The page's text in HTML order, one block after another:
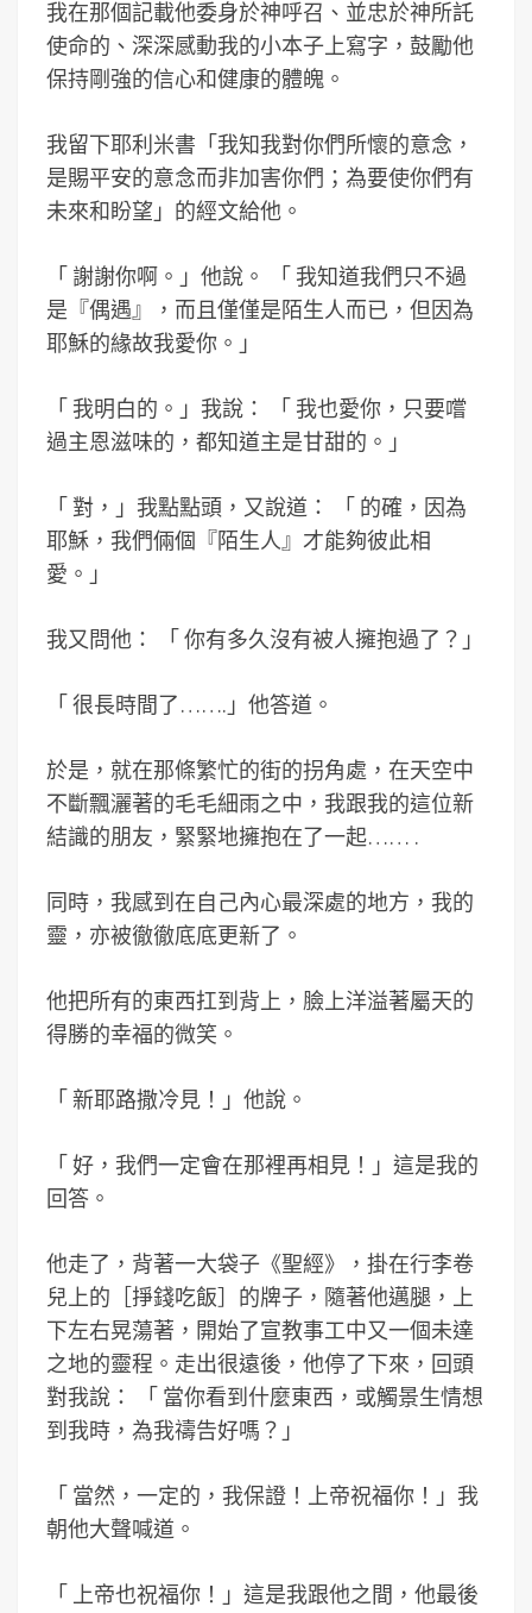
我在那個記載他委身於神呼召、並忠於神所託
使命的、深深感動我的小本子上寫字，鼓勵他
保持剛強的信心和健康的體魄。
我留下耶利米書「我知我對你們所懷的意念，
是賜平安的意念而非加害你們；為要使你們有
未來和盼望」的經文給他。
「 謝謝你啊。」他說。 「 我知道我們只不過
是『偶遇』，而且僅僅是陌生人而已，但因為
耶穌的緣故我愛你。 」
「 我明白的。」我說： 「 我也愛你，只要嚐
過主恩滋味的，都知道主是甘甜的。 」
「 對，」我點點頭，又說道： 「 的確，因為
耶穌，我們倆個『陌生人』才能夠彼此相
愛。 」
我又問他： 「 你有多久沒有被人擁抱過了？ 」
「 很長時間了…….」他答道。
於是，就在那條繁忙的街的拐角處，在天空中
不斷飄灑著的毛毛細雨之中，我跟我的這位新
結識的朋友，緊緊地擁抱在了一起…… .
同時，我感到在自己內心最深處的地方，我的
靈，亦被徹徹底底更新了。
他把所有的東西扛到背上，臉上洋溢著屬天的
得勝的幸福的微笑。
「 新耶路撒冷見！」他說。
「 好，我們一定會在那裡再相見！」這是我的
回答。
他走了，背著一大袋子《聖經》，掛在行李卷
兒上的［掙錢吃飯］的牌子，隨著他邁腿，上
下左右晃蕩著，開始了宣教事工中又一個未達
之地的靈程。走出很遠後，他停了下來，回頭
對我說：
「 當你看到什麼東西，或觸景生情想
到我時，為我禱告好嗎？ 」
「 當然，一定的，我保證！上帝祝福你！」我
朝他大聲喊道。
「 上帝也祝福你！」這是我跟他之間，他最後